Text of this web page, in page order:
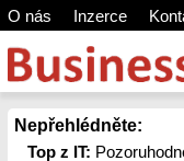
O nás Inzerce
Nepřehlédněte:
Top z IT: